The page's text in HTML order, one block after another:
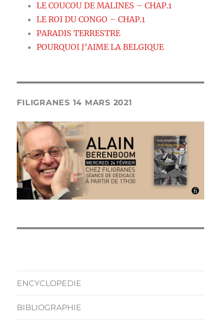
LE COUCOU DE MALINES – CHAP.1
LE ROI DU CONGO – CHAP.1
PARADIS TERRESTRE
POURQUOI J’AIME LA BELGIQUE
FILIGRANES 14 MARS 2021
ENCYCLOPEDIE
BIBLIOGRAPHIE